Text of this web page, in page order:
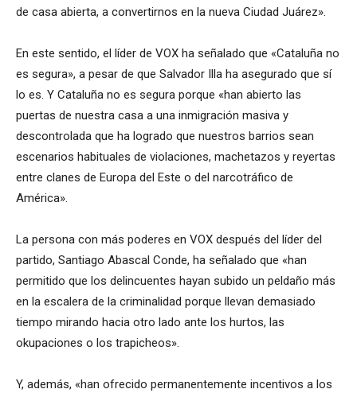
de casa abierta, a convertirnos en la nueva Ciudad Juárez».
En este sentido, el líder de VOX ha señalado que «Cataluña no
es segura», a pesar de que Salvador Illa ha asegurado que sí
lo es. Y Cataluña no es segura porque «han abierto las
puertas de nuestra casa a una inmigración masiva y
descontrolada que ha logrado que nuestros barrios sean
escenarios habituales de violaciones, machetazos y reyertas
entre clanes de Europa del Este o del narcotráfico de
América».
La persona con más poderes en VOX después del líder del
partido, Santiago Abascal Conde, ha señalado que «han
permitido que los delincuentes hayan subido un peldaño más
en la escalera de la criminalidad porque llevan demasiado
tiempo mirando hacia otro lado ante los hurtos, las
okupaciones o los trapicheos».
Y, además, «han ofrecido permanentemente incentivos a los